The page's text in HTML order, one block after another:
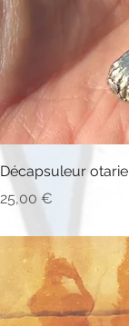
Décapsuleur otarie
Prix
25,00 €